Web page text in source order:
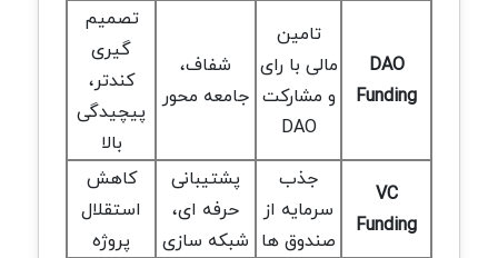
DAO
Funding
تامین
مالی با رای
و مشارکت
DAO
شفاف،
جامعه محور
تصمیم
گیری
کندتر،
پیچیدگی
بالا
VC
Funding
جذب
سرمایه از
صندوق ها
پشتیبانی
حرفه ای،
شبکه سازی
کاهش
استقلال
پروژه